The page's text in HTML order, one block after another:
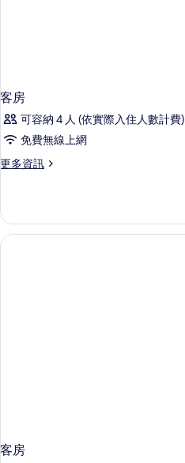
客房
可容納 4 人 (依實際入住人數計費)
免費無線上網
更多資訊
更
的
詳
情
客房